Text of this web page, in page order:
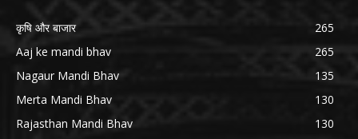
कृषि और बाजार
265
Aaj ke mandi bhav
265
Nagaur Mandi Bhav
135
Merta Mandi Bhav
130
Rajasthan Mandi Bhav
130